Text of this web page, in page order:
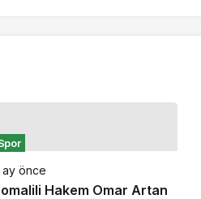
ay önce
Hakem Omar Artan